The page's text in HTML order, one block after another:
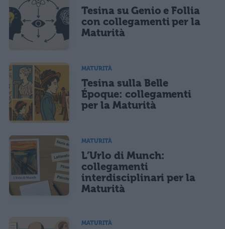
Tesina su Genio e Follia
con collegamenti per la
Maturità
MATURITÀ
Tesina sulla Belle
Époque: collegamenti
per la Maturità
MATURITÀ
L’Urlo di Munch:
collegamenti
interdisciplinari per la
Maturità
MATURITÀ